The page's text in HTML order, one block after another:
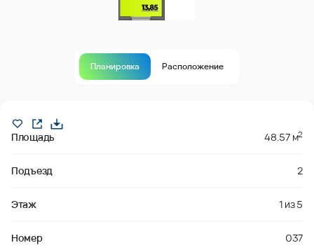
Планировка Расположение
Площадь 48.57 м2
Подъезд 2
Этаж 1 из5
Номер 037